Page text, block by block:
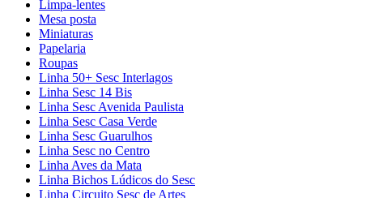
Limpa-lentes
Mesa posta
Miniaturas
Papelaria
Roupas
Linha 50+ Sesc Interlagos
Linha Sesc 14 Bis
Linha Sesc Avenida Paulista
Linha Sesc Casa Verde
Linha Sesc Guarulhos
Linha Sesc no Centro
Linha Aves da Mata
Linha Bichos Lúdicos do Sesc
Linha Circuito Sesc de Artes